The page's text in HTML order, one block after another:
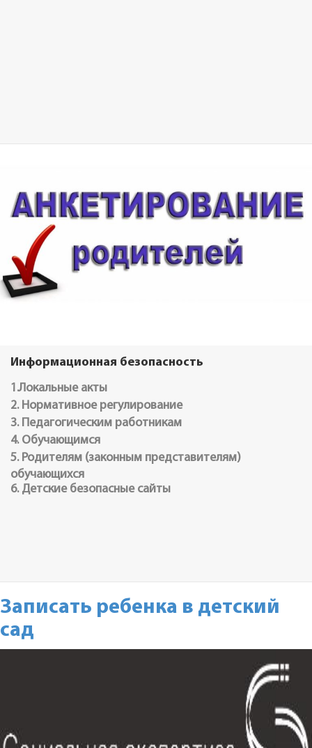
Информационная безопасность
1.Локальные акты
2. Нормативное регулирование
3. Педагогическим работникам
4. Обучающимся
5. Родителям (законным представителям)
обучающихся
6. Детские безопасные сайты
Записать ребенка в детский
сад